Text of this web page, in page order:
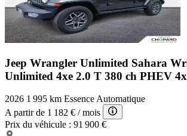
Jeep Wrangler Unlimited Sahara
Unlimited 4xe 2.0 T 380 ch PHEV
2026 1 995 km EssenceAutomatique
A partir de 1 182 € / mois
Prix du véhicule : 91 900 €